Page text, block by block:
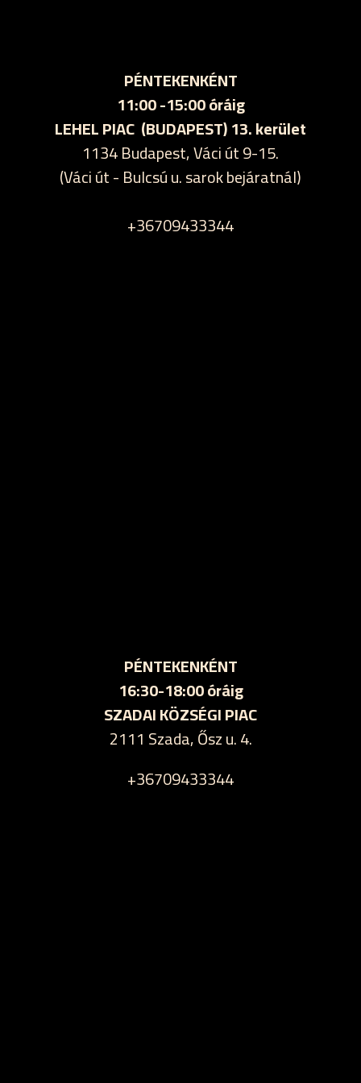
PÉNTEKENKÉNT
11:00 -15:00 óráig
LEHEL PIAC (BUDAPEST) 13. kerület
1134 Budapest, Váci út 9-15.
(Váci út - Bulcsú u. sarok bejáratnál)
+36709433344
PÉNTEKENKÉNT
16:30-18:00 óráig
SZADAI KÖZSÉGI PIAC
2111 Szada, Ősz u. 4.
+36709433344